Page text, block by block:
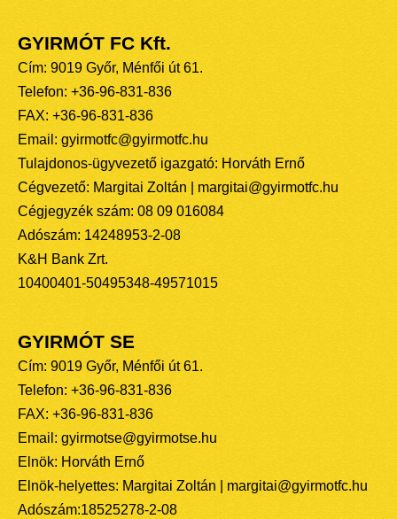
GYIRMÓT FC Kft.
Cím: 9019 Győr, Ménfői út 61.
Telefon: +36-96-831-836
FAX: +36-96-831-836
Email: gyirmotfc@gyirmotfc.hu
Tulajdonos-ügyvezető igazgató: Horváth Ernő
Cégvezető: Margitai Zoltán | margitai@gyirmotfc.hu
Cégjegyzék szám: 08 09 016084
Adószám: 14248953-2-08
K&H Bank Zrt.
10400401-50495348-49571015
GYIRMÓT SE
Cím: 9019 Győr, Ménfői út 61.
Telefon: +36-96-831-836
FAX: +36-96-831-836
Email: gyirmotse@gyirmotse.hu
Elnök: Horváth Ernő
Elnök-helyettes: Margitai Zoltán | margitai@gyirmotfc.hu
Adószám:18525278-2-08